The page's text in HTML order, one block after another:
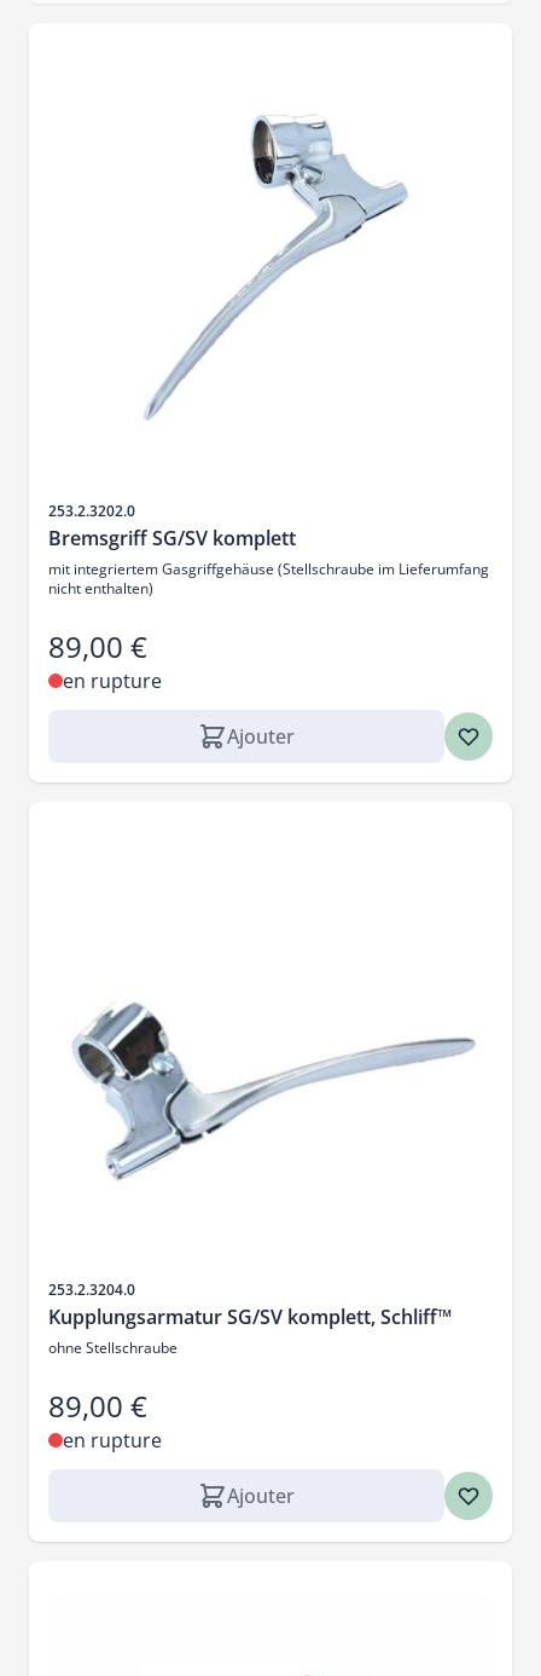
SKU
253.2.3202.0
Bremsgriff SG/SV komplett
mit integriertem Gasgriffgehäuse (Stellschraube im Lieferumfang
nicht enthalten)
89,00 €
en rupture
Ajouter
SKU
253.2.3204.0
Kupplungsarmatur SG/SV komplett, Schliff™
ohne Stellschraube
89,00 €
en rupture
Ajouter